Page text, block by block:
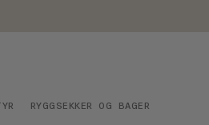
RYGGSEKKER OG BAGER